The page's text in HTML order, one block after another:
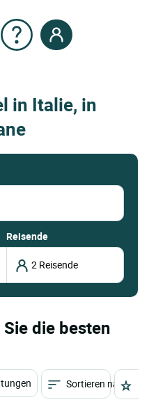
in Italie, in
Reisende
die besten
Sortieren nach